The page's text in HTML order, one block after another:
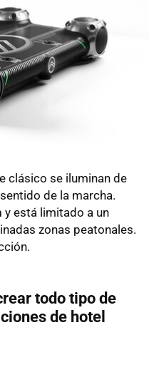
clásico se iluminan de
de la marcha.
y está limitado a un
zonas peatonales.
todo tipo de
de hotel